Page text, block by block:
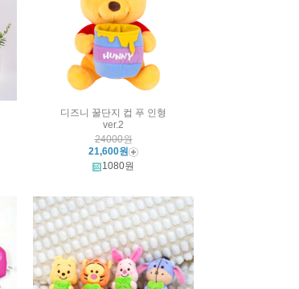
디즈니 꿀단지 컵 푸 인형
ver.2
24000원
21,600원
1080원